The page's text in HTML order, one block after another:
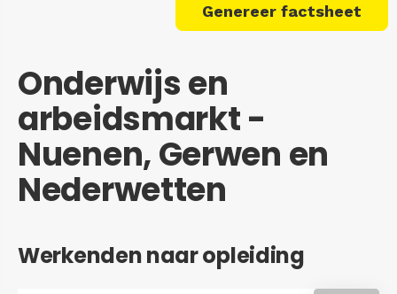
Genereer factsheet
Onderwijs en
arbeidsmarkt -
Nuenen, Gerwen en
Nederwetten
Werkenden naar opleiding